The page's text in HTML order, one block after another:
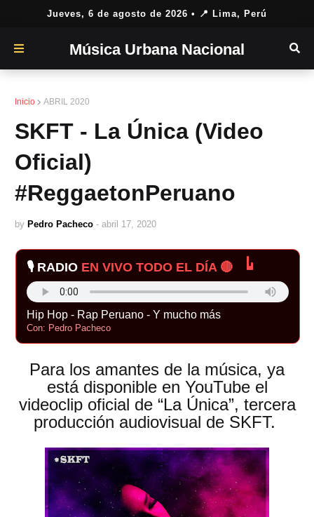
Jueves, 6 de agosto de 2026 • 📍 Lima, Perú
Música Urbana Nacional
Inicio ABRIL 2020
SKFT - La Única (Video
Oficial)
#ReggaetonPeruano
by Pedro Pacheco - abril 17, 2020
🎙️ RADIO EN VIVO TODO EL DÍA 🔴
Hip Hop - Rap Peruano - Y mucho más
Con: Pedro Pacheco
Para los amantes de la música, ya
está disponible en YouTube el
videoclip oficial de “La Única”, tercera
producción audiovisual de SKFT.